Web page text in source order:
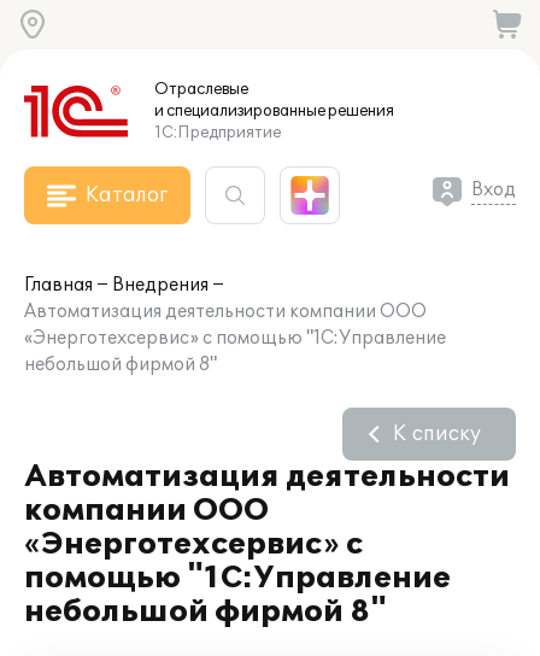
Отраслевые
и специализированныерешения
1С:Предприятие
Каталог Вход
Главная
Внедрения
Автоматизация деятельности компании ООО
«Энерготехсервис» с помощью "1С:Управление
небольшой фирмой 8"
Автоматизация деятельности
компании ООО
«Энерготехсервис» с
помощью "1С:Управление
небольшой фирмой 8"
К списку